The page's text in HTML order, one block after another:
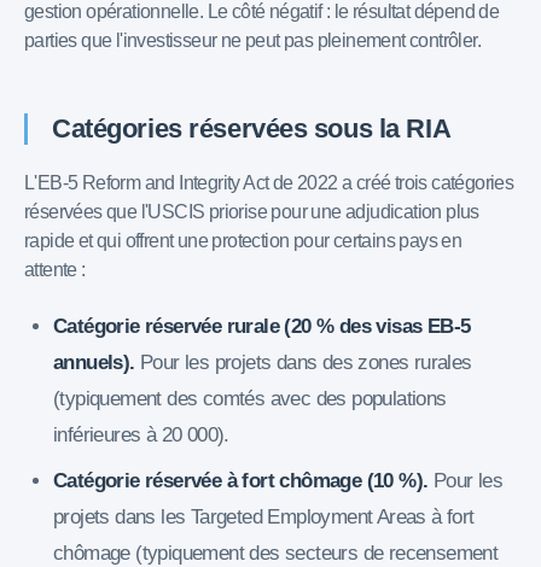
gestion opérationnelle. Le côté négatif : le résultat dépend de
parties que l'investisseur ne peut pas pleinement contrôler.
Catégories réservées sous la RIA
L'EB-5 Reform and Integrity Act de 2022 a créé trois catégories
réservées que l'USCIS priorise pour une adjudication plus
rapide et qui offrent une protection pour certains pays en
attente :
Catégorie réservée rurale (20 % des visas EB-5
annuels). Pour les projets dans des zones rurales
(typiquement des comtés avec des populations
inférieures à 20 000).
Catégorie réservée à fort chômage (10 %). Pour les
projets dans les Targeted Employment Areas à fort
chômage (typiquement des secteurs de recensement